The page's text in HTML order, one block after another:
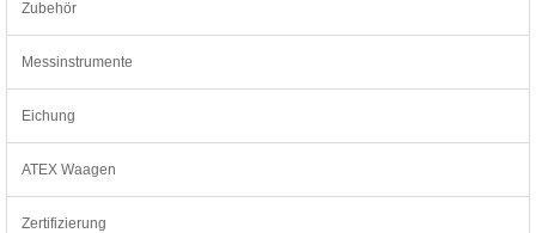
Zubehör
Messinstrumente
Eichung
ATEX Waagen
Zertifizierung